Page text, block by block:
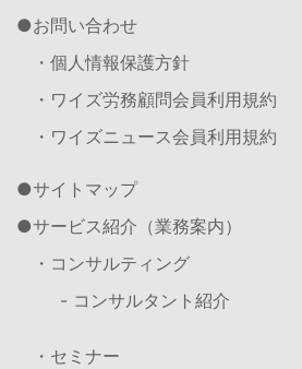
お問い合わせ
・個人情報保護方針
・ワイズ労務顧問会員利用規約
・ワイズニュース会員利用規約
サイトマップ
サービス紹介（業務案内）
・コンサルティング
- コンサルタント紹介
・セミナー